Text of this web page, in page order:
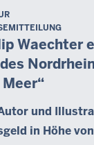
Waechter
und
in Höhe